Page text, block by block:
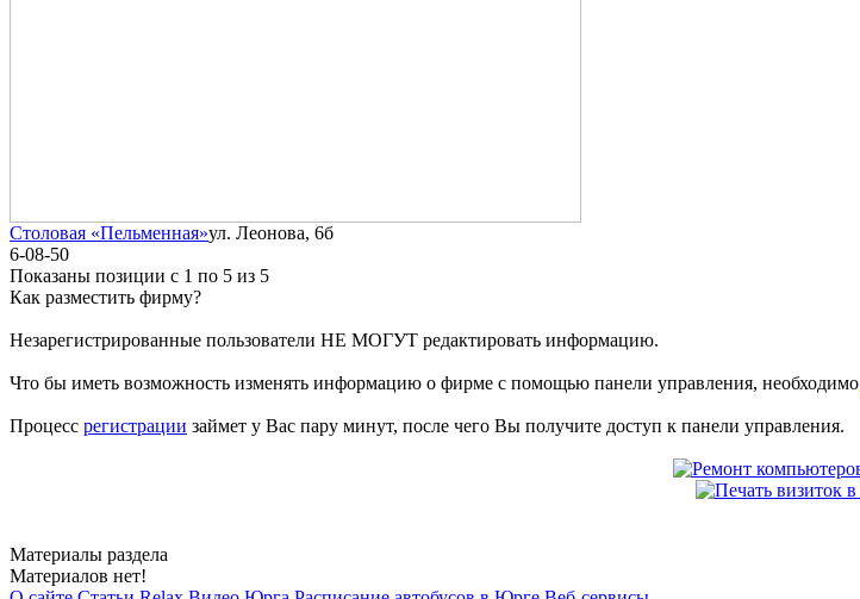
Столовая «Пельменная»ул. Леонова, 6б
6-08-50
Показаны позиции с 1 по 5 из 5
Как разместить фирму?
Незарегистрированные пользователи НЕ МОГУТ редактировать информацию.
Что бы иметь возможность изменять информацию о фирме с помощью панели управления, необходимо
Процесс регистрации займет у Вас пару минут, после чего Вы получите доступ к панели управления.
Материалы раздела
Материалов нет!